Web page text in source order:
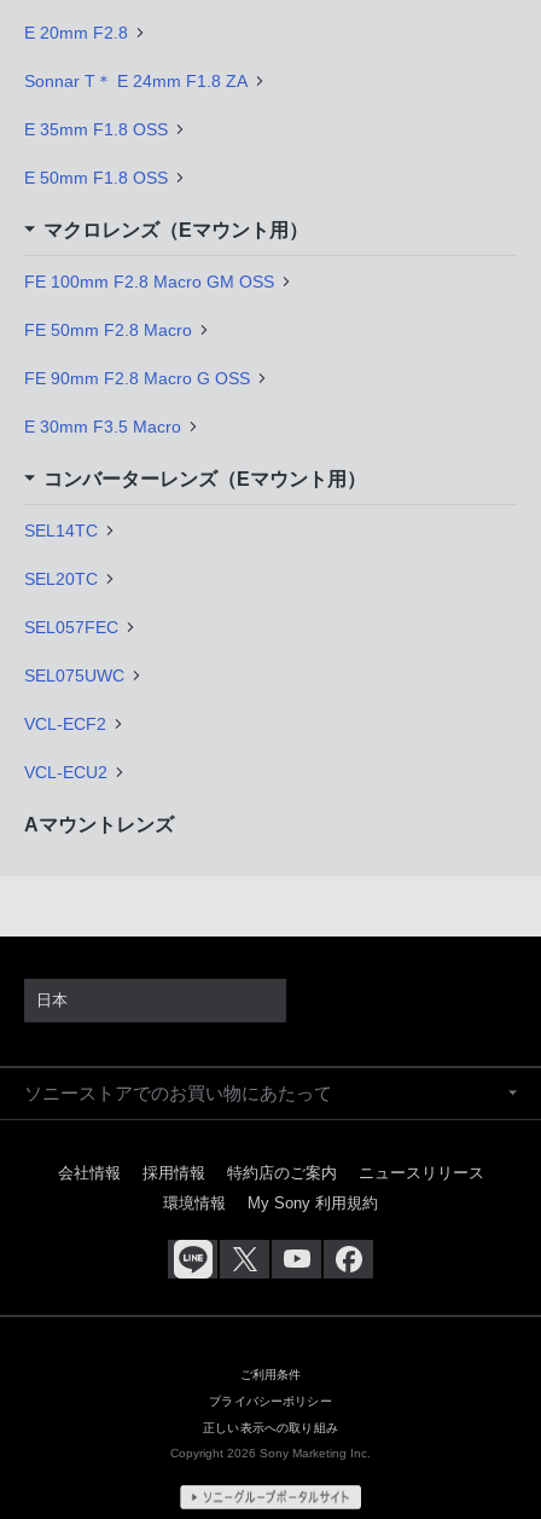
E 20mm F2.8
Sonnar T＊ E 24mm F1.8 ZA
E 35mm F1.8 OSS
E 50mm F1.8 OSS
マクロレンズ（Eマウント用）
FE 100mm F2.8 Macro GM OSS
FE 50mm F2.8 Macro
FE 90mm F2.8 Macro G OSS
E 30mm F3.5 Macro
コンバーターレンズ（Eマウント用）
SEL14TC
SEL20TC
SEL057FEC
SEL075UWC
VCL-ECF2
VCL-ECU2
Aマウントレンズ
日本
ソニーストアでのお買い物にあたって
会社情報 採用情報 特約店のご案内
ニュースリリース
環境情報
My Sony 利用規約
ご利用条件
プライバシーポリシー
正しい表示への取り組み
Copyright 2026 Sony Marketing Inc.